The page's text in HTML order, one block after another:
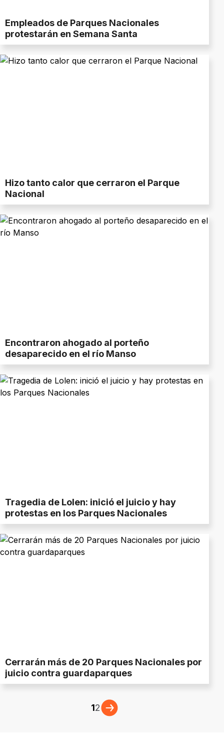
Empleados de Parques Nacionales
protestarán en Semana Santa
Hizo tanto calor que cerraron el Parque
Nacional
Encontraron ahogado al porteño
desaparecido en el río Manso
Tragedia de Lolen: inició el juicio y hay
protestas en los Parques Nacionales
Cerrarán más de 20 Parques Nacionales por
juicio contra guardaparques
12